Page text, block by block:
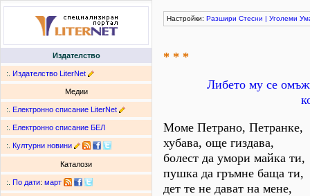
Издателство
:. Издателство LiterNet
Медии
:. Електронно списание LiterNet
:. Електронно списание БЕЛ
:. Културни новини
Каталози
:. По дати: март
Настройки: Разшири Стесни | Уголеми
* * *
Либето му се
Моме Петрано, Петранке,
хубава, още гиздава,
болест да умори майка ти,
пушка да гръмне баща ти,
дет те не дават на мене,